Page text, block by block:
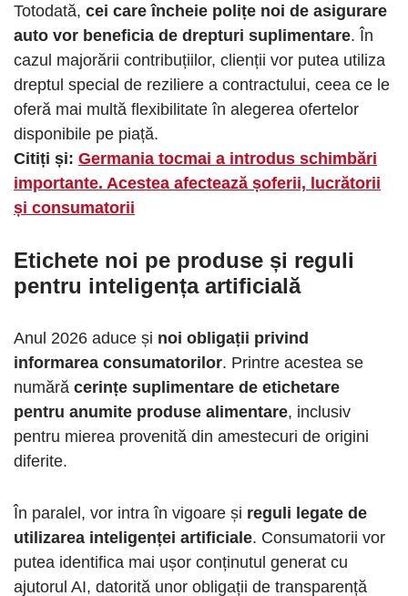
Totodată, cei care încheie polițe noi de asigurare
auto vor beneficia de drepturi suplimentare. În
cazul majorării contribuțiilor, clienții vor putea utiliza
dreptul special de reziliere a contractului, ceea ce le
oferă mai multă flexibilitate în alegerea ofertelor
disponibile pe piață.
Citiți și: Germania tocmai a introdus schimbări
importante. Acestea afectează șoferii, lucrătorii
și consumatorii
Etichete noi pe produse și reguli
pentru inteligența artificială
Anul 2026 aduce și noi obligații privind
informarea consumatorilor. Printre acestea se
numără cerințe suplimentare de etichetare
pentru anumite produse alimentare, inclusiv
pentru mierea provenită din amestecuri de origini
diferite.
În paralel, vor intra în vigoare și reguli legate de
utilizarea inteligenței artificiale. Consumatorii vor
putea identifica mai ușor conținutul generat cu
ajutorul AI, datorită unor obligații de transparență